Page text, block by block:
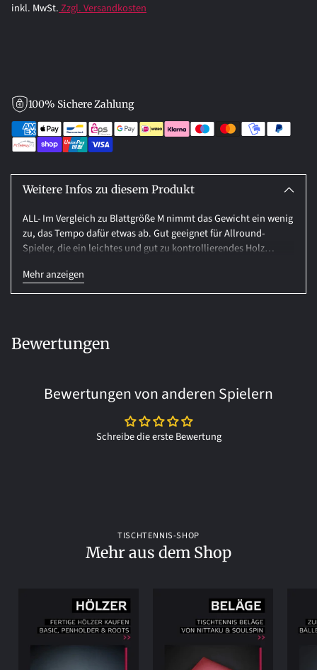
inkl. MwSt.Zzgl. Versandkosten
100% Sichere Zahlung
in
den
legen
Weitere Infos zu diesem Produkt
ALL- Im Vergleich zu Blattgröße M nimmt das Gewicht ein wenig
zu, das Tempo dafür etwas ab. Gut geeignet für Allround-
Spieler, die ein leichtes und gut zu kontrollierendes Holz
der Griffe die Balance ihres Holzes individuell beeinflussen.
Mehr anzeigen
Bewertungen
Bewertungen von anderen Spielern
Schreibe die erste Bewertung
TISCHTENNIS-SHOP
Mehr aus dem Shop